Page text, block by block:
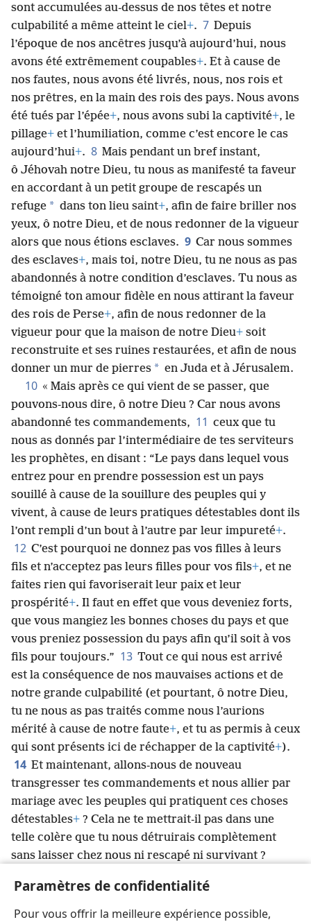
Paramètres de confidentialité
Pour vous offrir la meilleure expérience possible,
sont accumulées au-dessus de nos têtes et notre
culpabilité a même atteint le ciel+. 7 Depuis
l’époque de nos ancêtres jusqu’à aujourd’hui, nous
avons été extrêmement coupables+. Et à cause de
nos fautes, nous avons été livrés, nous, nos rois et
nos prêtres, en la main des rois des pays. Nous avons
été tués par l’épée+, nous avons subi la captivité+, le
pillage+ et l’humiliation, comme c’est encore le cas
aujourd’hui+. 8 Mais pendant un bref instant,
ô Jéhovah notre Dieu, tu nous as manifesté ta faveur
en accordant à un petit groupe de rescapés un
refuge * dans ton lieu saint+, afin de faire briller nos
yeux, ô notre Dieu, et de nous redonner de la vigueur
alors que nous étions esclaves. 9 Car nous sommes
des esclaves+, mais toi, notre Dieu, tu ne nous as pas
abandonnés à notre condition d’esclaves. Tu nous as
témoigné ton amour fidèle en nous attirant la faveur
des rois de Perse+, afin de nous redonner de la
vigueur pour que la maison de notre Dieu+ soit
reconstruite et ses ruines restaurées, et afin de nous
donner un mur de pierres * en Juda et à Jérusalem.
10 « Mais après ce qui vient de se passer, que
pouvons-nous dire, ô notre Dieu ? Car nous avons
abandonné tes commandements, 11 ceux que tu
nous as donnés par l’intermédiaire de tes serviteurs
les prophètes, en disant : “Le pays dans lequel vous
entrez pour en prendre possession est un pays
souillé à cause de la souillure des peuples qui y
vivent, à cause de leurs pratiques détestables dont ils
l’ont rempli d’un bout à l’autre par leur impureté+.
12 C’est pourquoi ne donnez pas vos filles à leurs
fils et n’acceptez pas leurs filles pour vos fils+, et ne
faites rien qui favoriserait leur paix et leur
prospérité+. Il faut en effet que vous deveniez forts,
que vous mangiez les bonnes choses du pays et que
vous preniez possession du pays afin qu’il soit à vos
fils pour toujours.” 13 Tout ce qui nous est arrivé
est la conséquence de nos mauvaises actions et de
notre grande culpabilité (et pourtant, ô notre Dieu,
tu ne nous as pas traités comme nous l’aurions
mérité à cause de notre faute+, et tu as permis à ceux
qui sont présents ici de réchapper de la captivité+).
14 Et maintenant, allons-nous de nouveau
transgresser tes commandements et nous allier par
mariage avec les peuples qui pratiquent ces choses
détestables+ ? Cela ne te mettrait-il pas dans une
telle colère que tu nous détruirais complètement
sans laisser chez nous ni rescapé ni survivant ?
groupe de rescapés a survécu jusqu’à aujourd’hui.
Nous voici devant toi avec notre culpabilité. En effet,